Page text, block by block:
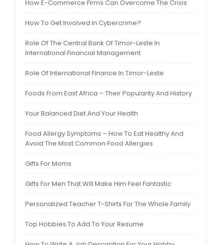
How E-Commerce Firms Can Overcome The Crisis
How To Get Involved In Cybercrime?
Role Of The Central Bank Of Timor-Leste In
International Financial Management
Role Of International Finance In Timor-Leste
Foods From East Africa – Their Popularity And History
Your Balanced Diet And Your Health
Food Allergy Symptoms – How To Eat Healthy And
Avoid The Most Common Food Allergies
Gifts For Moms
Gifts For Men That Will Make Him Feel Fantastic
Personalized Teacher T-Shirts For The Whole Family
Top Hobbies To Add To Your Resume